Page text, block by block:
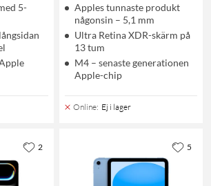
5-
Apples tunnaste produkt
någonsin – 5,1 mm
Ultra Retina XDR-skärm på
13 tum
M4 – senaste generationen
Apple-chip
Online: Ej i lager
2 5